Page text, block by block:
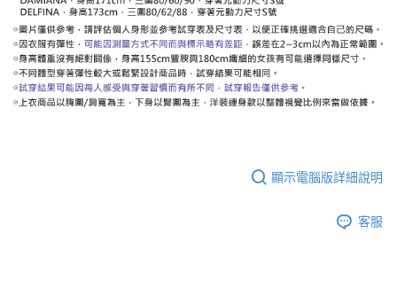
顯示電腦版詳細說明
客服